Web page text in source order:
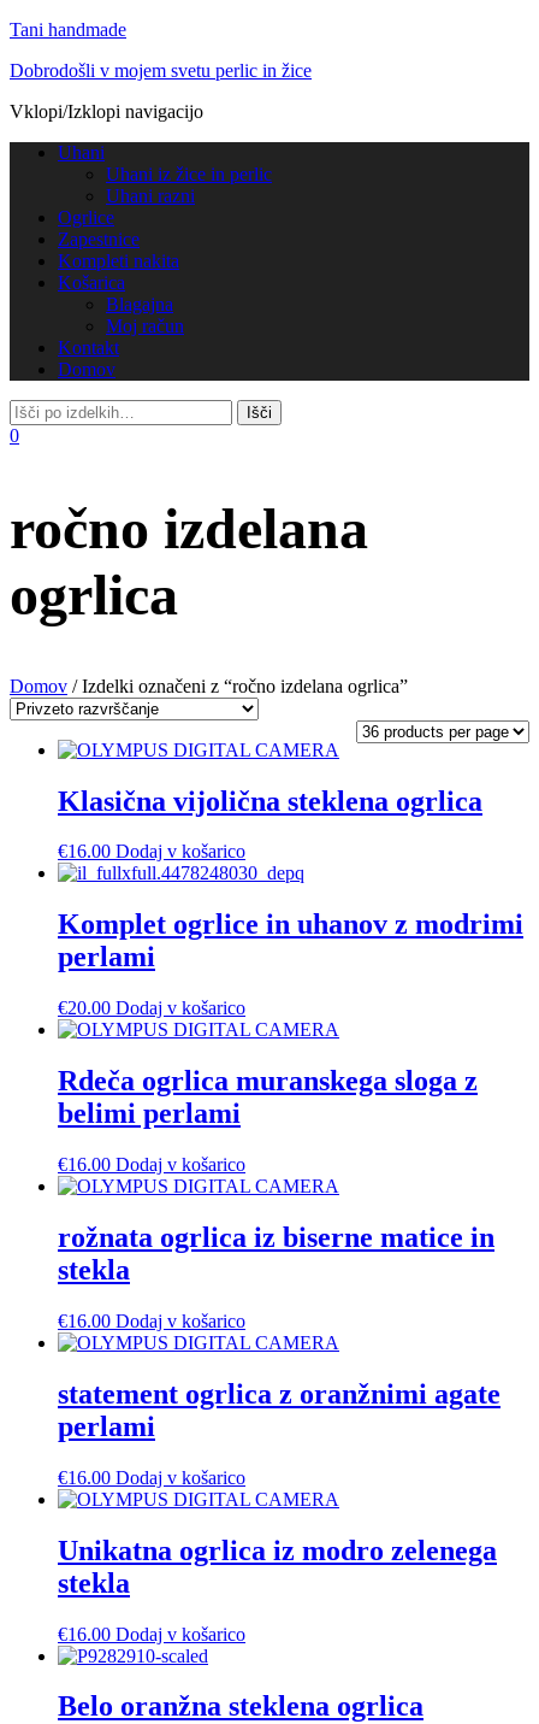
Tani handmade
Dobrodošli v mojem svetu perlic in žice
Vklopi/Izklopi navigacijo
Uhani
Uhani iz žice in perlic
Uhani razni
Ogrlice
Zapestnice
Kompleti nakita
Košarica
Blagajna
Moj račun
Kontakt
Domov
0
ročno izdelana
ogrlica
Domov / Izdelki označeni z “ročno izdelana ogrlica”
Klasična vijolična steklena ogrlica
€16.00 Dodaj v košarico
Komplet ogrlice in uhanov z modrimi
perlami
€20.00 Dodaj v košarico
Rdeča ogrlica muranskega sloga z
belimi perlami
€16.00 Dodaj v košarico
rožnata ogrlica iz biserne matice in
stekla
€16.00 Dodaj v košarico
statement ogrlica z oranžnimi agate
perlami
€16.00 Dodaj v košarico
Unikatna ogrlica iz modro zelenega
stekla
€16.00 Dodaj v košarico
Belo oranžna steklena ogrlica